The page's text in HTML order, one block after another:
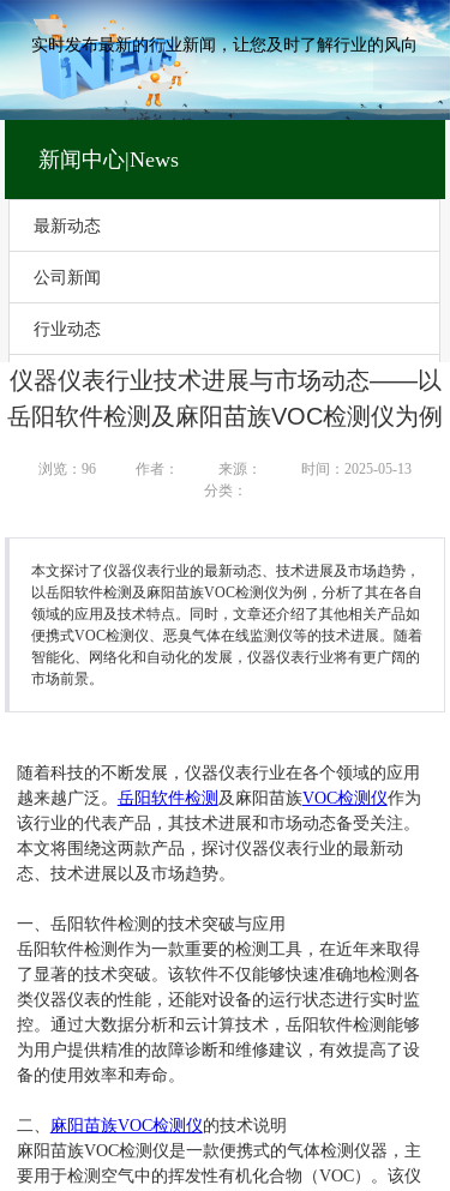
实时发布最新的行业新闻，让您及时了解行业的风向
最新动态
公司新闻
行业动态
技术文章
新闻中心|News
仪器仪表行业技术进展与市场动态——以
岳阳软件检测及麻阳苗族VOC检测仪为例
浏览： 96 作者： 来源：
时间：2025-05-13
分类：
本文探讨了仪器仪表行业的最新动态、技术进展及市场趋势，
以岳阳软件检测及麻阳苗族VOC检测仪为例，分析了其在各自
领域的应用及技术特点。同时，文章还介绍了其他相关产品如
便携式VOC检测仪、恶臭气体在线监测仪等的技术进展。随着
智能化、网络化和自动化的发展，仪器仪表行业将有更广阔的
市场前景。
随着科技的不断发展，仪器仪表行业在各个领域的应用
越来越广泛。 岳阳软件检测 及麻阳苗族VOC检测仪作为
该行业的代表产品，其技术进展和市场动态备受关注。
本文将围绕这两款产品，探讨仪器仪表行业的最新动
态、技术进展以及市场趋势。
一、岳阳软件检测的技术突破与应用
岳阳软件检测作为一款重要的检测工具，在近年来取得
了显著的技术突破。该软件不仅能够快速准确地检测各
类仪器仪表的性能，还能对设备的运行状态进行实时监
控。通过大数据分析和云计算技术，岳阳软件检测能够
为用户提供精准的故障诊断和维修建议，有效提高了设
备的使用效率和寿命。
二、 麻阳苗族VOC检测仪的技术说明
麻阳苗族VOC检测仪是一款便携式的气体检测仪器，主
要用于检测空气中的挥发性有机化合物（VOC）。该仪